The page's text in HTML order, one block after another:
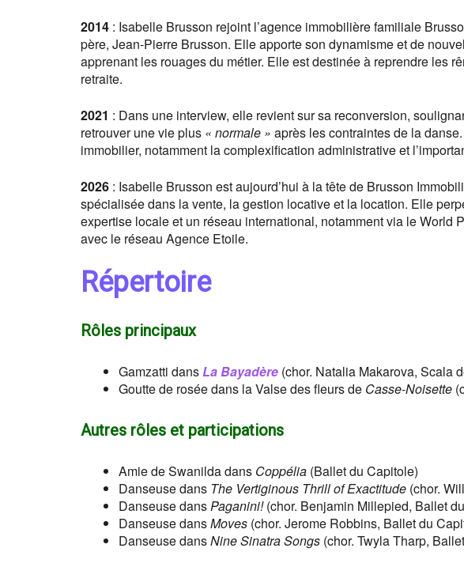
2014 : Isabelle Brusson rejoint l’agence immobilière familiale
père, Jean-Pierre Brusson. Elle apporte son dynamisme et de
apprenant les rouages du métier. Elle est destinée à reprendre les
retraite.
2021 : Dans une interview, elle revient sur sa reconversion,
retrouver une vie plus « normale » après les contraintes de la
immobilier, notamment la complexification administrative et
2026 : Isabelle Brusson est aujourd’hui à la tête de Brusson
spécialisée dans la vente, la gestion locative et la location. Elle
expertise locale et un réseau international, notamment via le World
avec le réseau Agence Etoile.
Répertoire
Rôles principaux
Gamzatti dansLa Bayadère (chor. Natalia Makarova, Scala
Goutte de rosée dans la Valse des fleurs de Casse-Noisette
Autres rôles et participations
Amie de Swanilda dans Coppélia (Ballet du Capitole)
Danseuse dans The Vertiginous Thrill of Exactitude (chor.
Danseuse dansPaganini!(chor. Benjamin Millepied, Ballet
Danseuse dansMoves (chor. Jerome Robbins, Ballet du
Danseuse dansNine Sinatra Songs (chor. Twyla Tharp,